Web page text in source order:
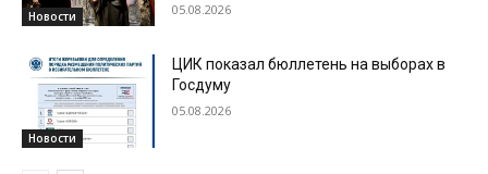
Новости 05.08.2026
Новости
ЦИК показал бюллетень на выборах в
Госдуму
05.08.2026